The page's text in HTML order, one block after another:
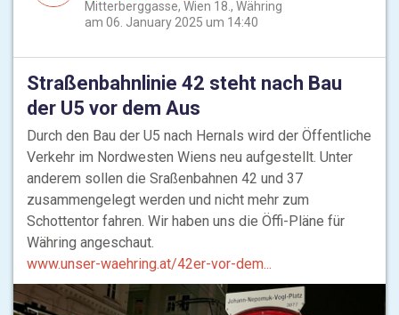
Mitterberggasse, Wien 18., Währing
am 06. January 2025 um 14:40
Straßenbahnlinie 42 steht nach Bau
der U5 vor dem Aus
Durch den Bau der U5 nach Hernals wird der Öffentliche
Verkehr im Nordwesten Wiens neu aufgestellt. Unter
anderem sollen die Sraßenbahnen 42 und 37
zusammengelegt werden und nicht mehr zum
Schottentor fahren. Wir haben uns die Öffi-Pläne für
Währing angeschaut.
www.unser-waehring.at/42er-vor-dem...